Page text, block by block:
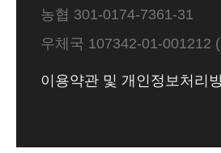
농협 301-0174-7361-31
우체국 107342-01-001212
이용약관 및 개인정보처리